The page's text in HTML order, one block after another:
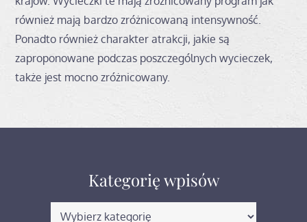
również mają bardzo zróżnicowaną intensywność.
Ponadto również charakter atrakcji, jakie są
zaproponowane podczas poszczególnych wycieczek,
także jest mocno zróżnicowany.
Kategorię wpisów
Kategorię